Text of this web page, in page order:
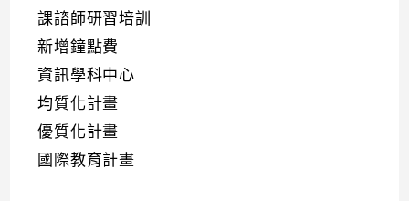
課諮師研習培訓
新增鐘點費
資訊學科中心
均質化計畫
優質化計畫
國際教育計畫